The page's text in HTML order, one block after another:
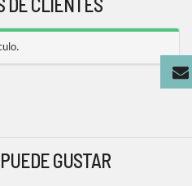
GUSTAR